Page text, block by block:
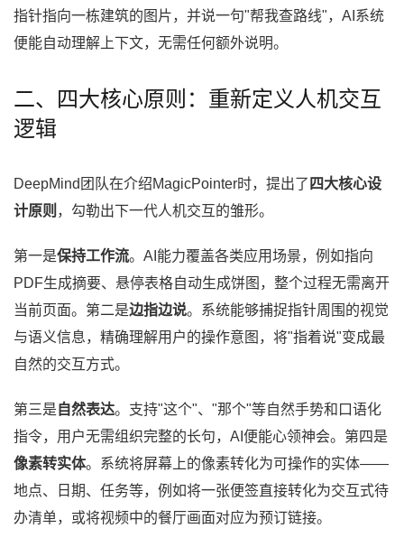
指针指向一栋建筑的图片，并说一句"帮我查路线"，AI系统
便能自动理解上下文，无需任何额外说明。
二、四大核心原则：重新定义人机交互
逻辑
DeepMind团队在介绍MagicPointer时，提出了 四大核心设
计原则 ，勾勒出下一代人机交互的雏形。
第一是保持工作流。AI能力覆盖各类应用场景，例如指向
PDF生成摘要、悬停表格自动生成饼图，整个过程无需离开
当前页面。第二是边指边说。系统能够捕捉指针周围的视觉
与语义信息，精确理解用户的操作意图，将"指着说"变成最
自然的交互方式。
第三是 自然表达。支持"这个"、"那个"等自然手势和口语化
指令，用户无需组织完整的长句，AI便能心领神会。第四是
像素转实体。系统将屏幕上的像素转化为可操作的实体——
地点、日期、任务等，例如将一张便签直接转化为交互式待
办清单，或将视频中的餐厅画面对应为预订链接。